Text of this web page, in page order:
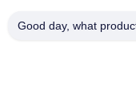
Good day, what